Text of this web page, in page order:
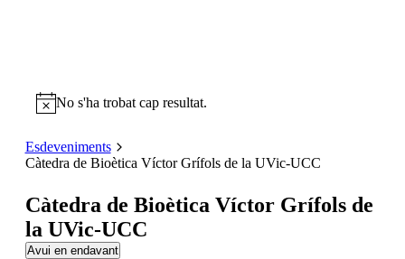
No s'ha trobat cap resultat.
Esdeveniments
Càtedra de Bioètica Víctor Grífols de la UVic-UCC
Càtedra de Bioètica Víctor Grífols de
la UVic-UCC
Avui en endavant